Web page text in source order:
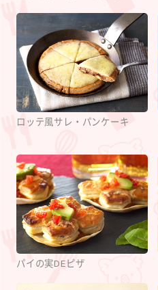
ロッテ風サレ・パンケーキ
パイの実DEピザ